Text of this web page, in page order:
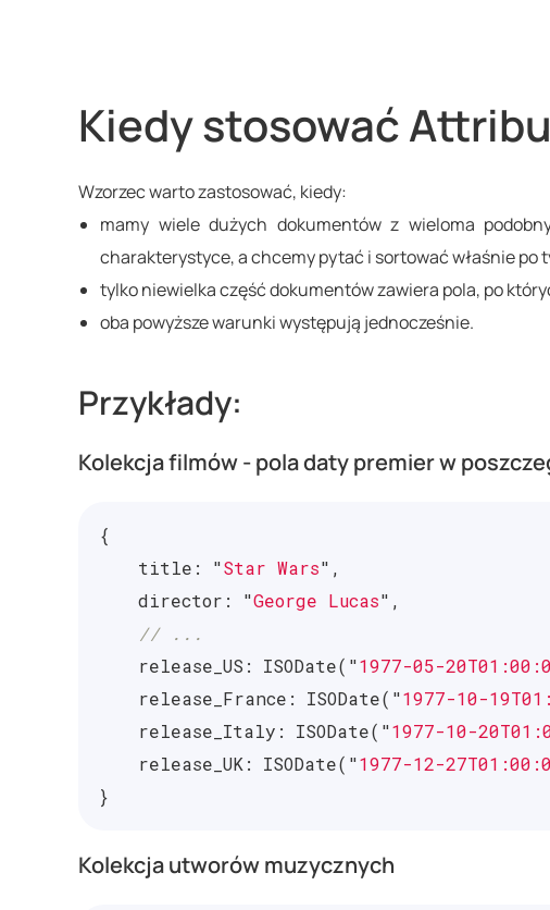
Kiedy stosować
Wzorzec warto zastosować, kiedy:
mamy wiele dużych dokumentów z wieloma
charakterystyce, a chcemy pytać i sortować właśnie po
tylko niewielka część dokumentów zawiera pola, po
oba powyższe warunki występują jednocześnie.
Przykłady:
Kolekcja filmów - pola daty premier w
{
title : "Star Wars" ,
director : "George Lucas" ,
// ...
release_US : ISODate( "1977-05-
release_France : ISODate( "1977-10-
release_Italy : ISODate( "1977-10-
release_UK : ISODate( "1977-12-
}
Kolekcja utworów muzycznych